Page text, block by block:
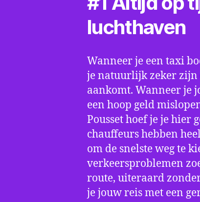
luchthaven
Wanneer je een taxi
je natuurlijk zeker zijn
aankomt. Wanneer je
een hoop geld
Pousset hoef je je hier
chauffeurs hebben
om de snelste weg te
verkeersproblemen
route, uiteraard
je jouw reis met een